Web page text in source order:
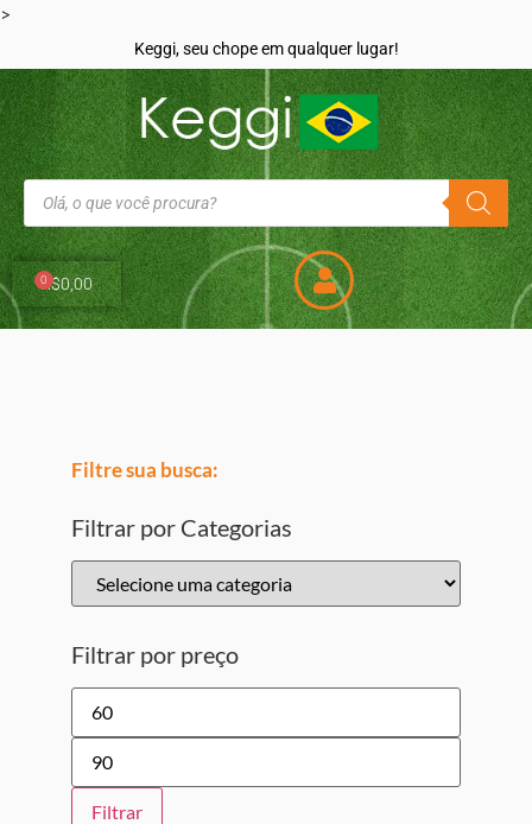
>
Keggi, seu chope em qualquer lugar!
R$0,00
0
Filtre sua busca:
Filtrar por Categorias
Filtrar por preço
Filtrar